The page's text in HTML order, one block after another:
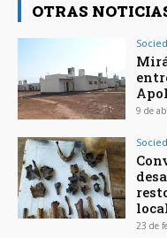
OTRAS
9 de
23 de